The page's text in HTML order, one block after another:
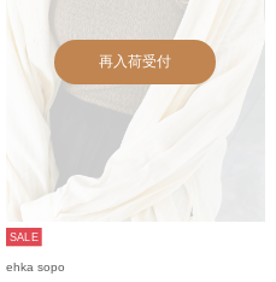
再入荷受付
SALE
ehka sopo